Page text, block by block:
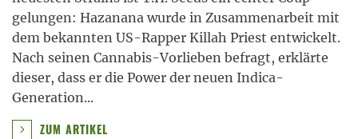
gelungen: Hazanana wurde in Zusammenarbeit mit
dem bekannten US-Rapper Killah Priest entwickelt.
Nach seinen Cannabis-Vorlieben befragt, erklärte
dieser, dass er die Power der neuen Indica-
Generation...
ZUM ARTIKEL